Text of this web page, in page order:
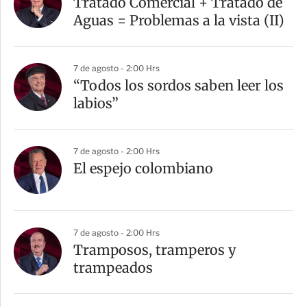
t
Aguas = Problemas a la vista (II)
7 de agosto - 2:00 Hrs
“Todos los sordos saben leer los
labios”
7 de agosto - 2:00 Hrs
El espejo colombiano
7 de agosto - 2:00 Hrs
Tramposos, tramperos y
trampeados